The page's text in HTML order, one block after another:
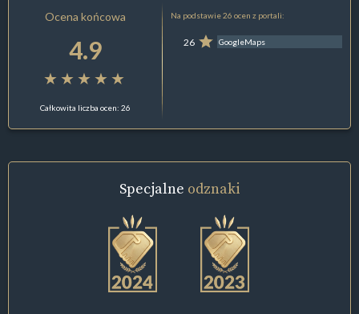
Ocena końcowa
4.9
Całkowita liczba ocen: 26
Na podstawie 26 ocen z portali:
26 GoogleMaps
Specjalne odznaki